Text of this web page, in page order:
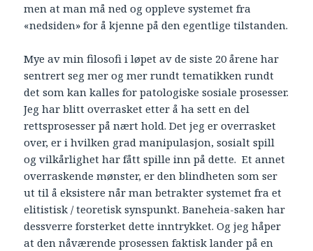
men at man må ned og oppleve systemet fra
«nedsiden» for å kjenne på den egentlige tilstanden.
Mye av min filosofi i løpet av de siste 20 årene har
sentrert seg mer og mer rundt tematikken rundt
det som kan kalles for patologiske sosiale prosesser.
Jeg har blitt overrasket etter å ha sett en del
rettsprosesser på nært hold. Det jeg er overrasket
over, er i hvilken grad manipulasjon, sosialt spill
og vilkårlighet har fått spille inn på dette. Et annet
overraskende mønster, er den blindheten som ser
ut til å eksistere når man betrakter systemet fra et
elitistisk / teoretisk synspunkt. Baneheia-saken har
dessverre forsterket dette inntrykket. Og jeg håper
at den nåværende prosessen faktisk lander på en